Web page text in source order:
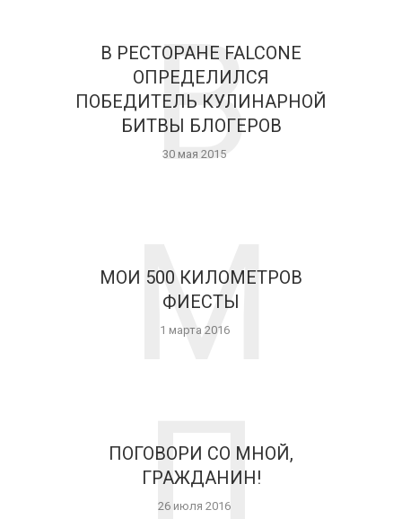
В РЕСТОРАНЕ FALCONE
ОПРЕДЕЛИЛСЯ
ПОБЕДИТЕЛЬ КУЛИНАРНОЙ
БИТВЫ БЛОГЕРОВ
30 мая 2015
В
МОИ 500 КИЛОМЕТРОВ
ФИЕСТЫ
1 марта 2016
М
ПОГОВОРИ СО МНОЙ,
ГРАЖДАНИН!
26 июля 2016
П